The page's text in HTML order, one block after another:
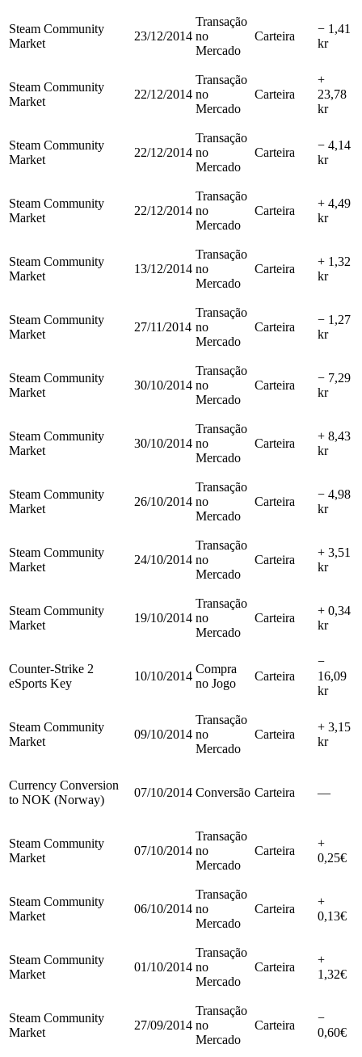
Steam Community
Market
23/12/2014
Transação
no
Mercado
Carteira
− 1,41
kr
Steam Community
Market
22/12/2014
Transação
no
Mercado
Carteira
+
23,78
kr
Steam Community
Market
22/12/2014
Transação
no
Mercado
Carteira
− 4,14
kr
Steam Community
Market
22/12/2014
Transação
no
Mercado
Carteira
+ 4,49
kr
Steam Community
Market
13/12/2014
Transação
no
Mercado
Carteira
+ 1,32
kr
Steam Community
Market
27/11/2014
Transação
no
Mercado
Carteira
− 1,27
kr
Steam Community
Market
30/10/2014
Transação
no
Mercado
Carteira
− 7,29
kr
Steam Community
Market
30/10/2014
Transação
no
Mercado
Carteira
+ 8,43
kr
Steam Community
Market
26/10/2014
Transação
no
Mercado
Carteira
− 4,98
kr
Steam Community
Market
24/10/2014
Transação
no
Mercado
Carteira
+ 3,51
kr
Steam Community
Market
19/10/2014
Transação
no
Mercado
Carteira
+ 0,34
kr
Counter-Strike 2
eSports Key
10/10/2014
Compra
no Jogo
Carteira
−
16,09
kr
Steam Community
Market
09/10/2014
Transação
no
Mercado
Carteira
+ 3,15
kr
Currency Conversion
to NOK (Norway)
07/10/2014 Conversão Carteira —
Steam Community
Market
07/10/2014
Transação
no
Mercado
Carteira
+
0,25€
Steam Community
Market
06/10/2014
Transação
no
Mercado
Carteira
+
0,13€
Steam Community
Market
01/10/2014
Transação
no
Mercado
Carteira
+
1,32€
Steam Community
Market
27/09/2014
Transação
no
Mercado
Carteira
−
0,60€